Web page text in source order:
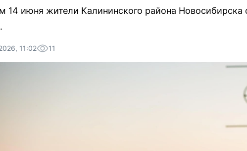
14 июня жители Калининского района
11:02 11